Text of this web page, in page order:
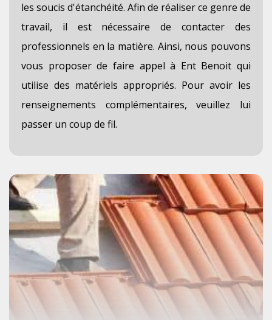
les soucis d'étanchéité. Afin de réaliser ce genre de
travail, il est nécessaire de contacter des
professionnels en la matière. Ainsi, nous pouvons
vous proposer de faire appel à Ent Benoit qui
utilise des matériels appropriés. Pour avoir les
renseignements complémentaires, veuillez lui
passer un coup de fil.